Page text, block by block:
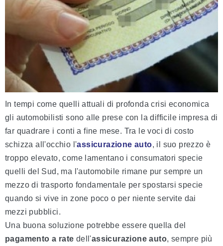
In tempi come quelli attuali di profonda crisi economica
gli automobilisti sono alle prese con la difficile impresa di
far quadrare i conti a fine mese. Tra le voci di costo
schizza all'occhio l'assicurazione auto, il suo prezzo è
troppo elevato, come lamentano i consumatori specie
quelli del Sud, ma l'automobile rimane pur sempre un
mezzo di trasporto fondamentale per spostarsi specie
quando si vive in zone poco o per niente servite dai
mezzi pubblici.
Una buona soluzione potrebbe essere quella del
pagamento a rate dell'assicurazione auto, sempre più